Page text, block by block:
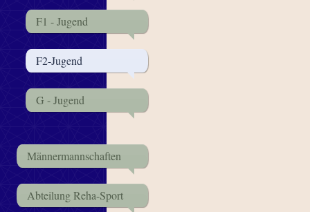
F1 - Jugend
F2-Jugend
G - Jugend
Männermannschaften
Abteilung Reha-Sport